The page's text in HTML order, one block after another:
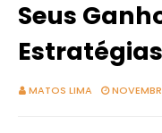
Seus
MATOS LIMA